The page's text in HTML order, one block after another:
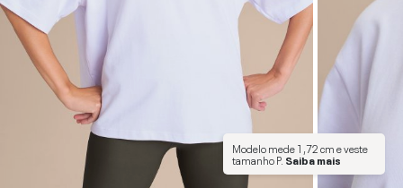
Modelo mede1,72 cme veste
tamanhoP. Saiba mais